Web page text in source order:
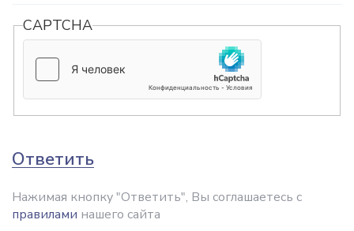
CAPTCHA
Ответить
Нажимая кнопку "Ответить", Вы соглашаетесь с
правилами нашего сайта